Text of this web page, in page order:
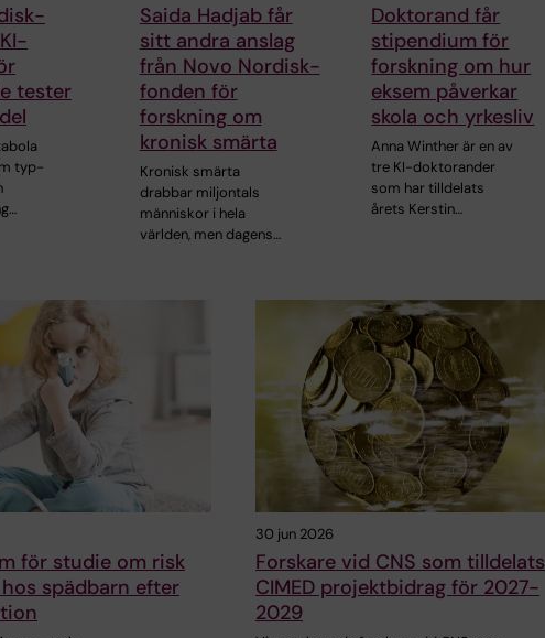
tester
typ-
Saida Hadjab får
sitt andra anslag
från Novo Nordisk-
fonden för
forskning om
kronisk smärta
Kronisk smärta
drabbar miljontals
människor i hela
världen, men dagens…
Doktorand får
stipendium för
forskning om hur
eksem påverkar
skola och yrkesliv
Anna Winther är en av
tre KI-doktorander
som har tilldelats
årets Kerstin…
för studie om risk
spädbarn efter
30 jun 2026
Forskare vid CNS som tilldelats
CIMED projektbidrag för 2027-
2029